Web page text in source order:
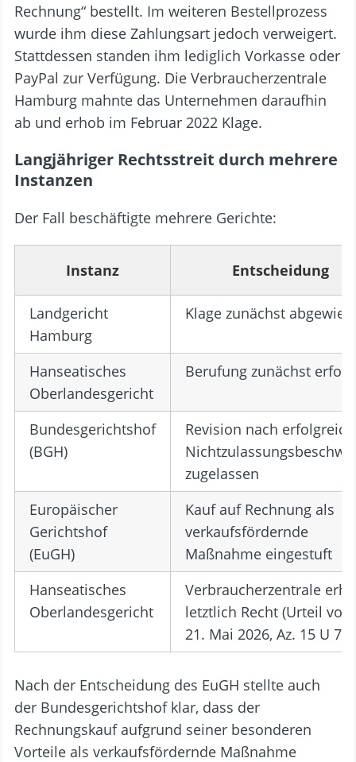
Rechnung“ bestellt. Im weiteren Bestellprozess
wurde ihm diese Zahlungsart jedoch verweigert.
Stattdessen standen ihm lediglich Vorkasse oder
PayPal zur Verfügung. Die Verbraucherzentrale
Hamburg mahnte das Unternehmen daraufhin
ab und erhob im Februar 2022 Klage.
Langjähriger Rechtsstreit durch mehrere
Instanzen
Der Fall beschäftigte mehrere Gerichte:
Instanz Entscheidung
Landgericht
Hamburg
Klage zunächst
Hanseatisches
Oberlandesgericht
Berufung zunächst
Bundesgerichtshof
(BGH)
Revision nach
zugelassen
Europäischer
Gerichtshof
(EuGH)
Kauf auf Rechnung als
verkaufsfördernde
Maßnahme eingestuft
Hanseatisches
Oberlandesgericht
Verbraucherzentrale
letztlich Recht (Urteil vom
21. Mai 2026, Az. 15 U
Nach der Entscheidung des EuGH stellte auch
der Bundesgerichtshof klar, dass der
Rechnungskauf aufgrund seiner besonderen
Vorteile als verkaufsfördernde Maßnahme